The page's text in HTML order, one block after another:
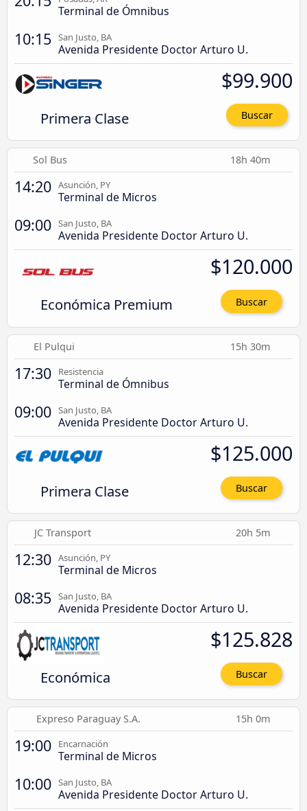
Terminal de Ómnibus
10:15 San Justo, BA
Avenida Presidente Doctor Arturo U.
Primera Clase
$99.900
Buscar
Sol Bus 18h 40m
14:20 Asunción, PY
Terminal de Micros
09:00 San Justo, BA
Avenida Presidente Doctor Arturo U.
Económica Premium
$120.000
Buscar
El Pulqui 15h 30m
17:30 Resistencia
Terminal de Ómnibus
09:00 San Justo, BA
Avenida Presidente Doctor Arturo U.
Primera Clase
$125.000
Buscar
JC Transport 20h 5m
12:30 Asunción, PY
Terminal de Micros
08:35 San Justo, BA
Avenida Presidente Doctor Arturo U.
Económica
$125.828
Buscar
Expreso Paraguay S.A. 15h 0m
19:00 Encarnación
Terminal de Micros
10:00 San Justo, BA
Avenida Presidente Doctor Arturo U.